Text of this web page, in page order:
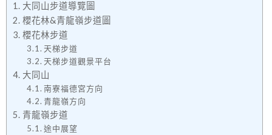
大同山步道導覽圖
櫻花林&青龍嶺步道圖
櫻花林步道
天梯步道
天梯步道觀景平台
大同山
南寮福德宮方向
青龍嶺方向
青龍嶺步道
途中展望